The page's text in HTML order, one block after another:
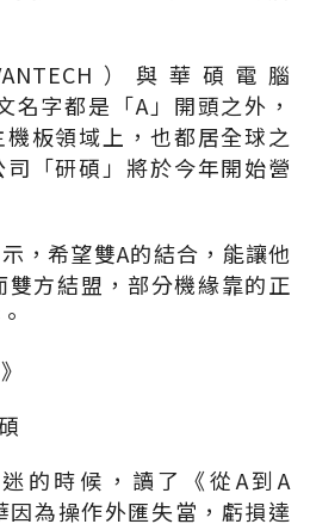
）與華碩電腦
名字都是「A」開頭之外，
板領域上，也都居全球之
「研碩」將於今年開始營
，希望雙A的結合，能讓他
雙方結盟，部分機緣靠的正
的時候，讀了《從A到A
因為操作外匯失當，虧損達